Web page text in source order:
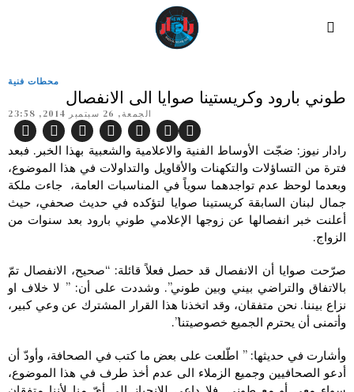
محطات فنية
طوني بارود وكريستينا صوايا الى الانفصال
الجمعة, 26 سبتمبر 2014, 23:58
رادار نيوز: ضجّت الأوساط الفنية والاعلامية والشعبية بهذا الخبر. فبعد
فترة من التساؤلات والتكهنات والأقاويل والتداولات في هذا الموضوع،
وبعدما لوحظ عدم تواجدهما سوياً في المناسبات العامة، جاءت ملكة
جمال لبنان السابقة كريستينا صوايا لتؤكده في حديث صحفي، حيث
أعلنت خبر انفصالها عن زوجها الإعلامي طوني بارود بعد سنوات من
الزواج.
صرّحت صوايا أن الانفصال قد حصل فعلاً قائلة: “صحيح، الانفصال تمّ
بالاتفاق والتراضي بيني وبين طوني”. وشددت على أن: ” لا خلاف او
نزاع بيننا. نحن متفقان، وقد اتخذنا هذا القرار المشترك عن وعي كبير،
وأتمنى أن يحترم الجميع خصوصيتنا”.
وأشارت في حديثها: ” اطّلعت على بعض ما كتب في الصحافة، وأودّ أن
أدعو الصحافيين وجميع الزملاء الى عدم أخذ طرف في هذا الموضوع،